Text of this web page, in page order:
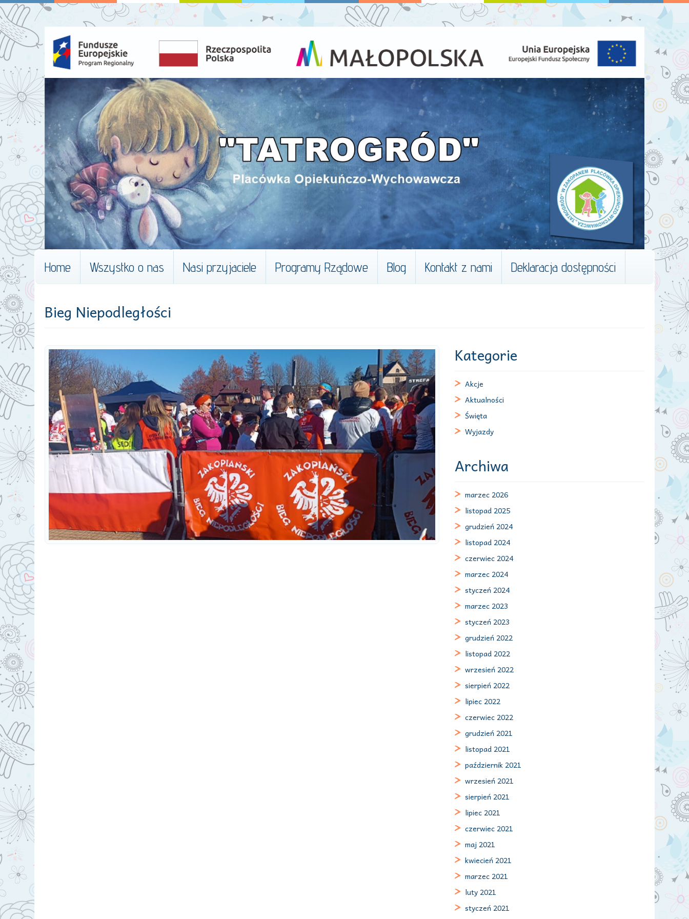
Home Wszystko o nas Nasi przyjaciele Programy Rządowe Blog Kontakt z nami Deklaracja dostępności
Bieg Niepodległości
Kategorie
Akcje
Aktualności
Święta
Wyjazdy
Archiwa
marzec 2026
listopad 2025
grudzień 2024
listopad 2024
czerwiec 2024
marzec 2024
styczeń 2024
marzec 2023
styczeń 2023
grudzień 2022
listopad 2022
wrzesień 2022
sierpień 2022
lipiec 2022
czerwiec 2022
grudzień 2021
listopad 2021
październik 2021
wrzesień 2021
sierpień 2021
lipiec 2021
czerwiec 2021
maj 2021
kwiecień 2021
marzec 2021
luty 2021
styczeń 2021